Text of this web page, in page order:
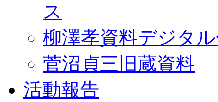
ス
柳澤孝資料デジタ
菅沼貞三旧蔵資料
活動報告